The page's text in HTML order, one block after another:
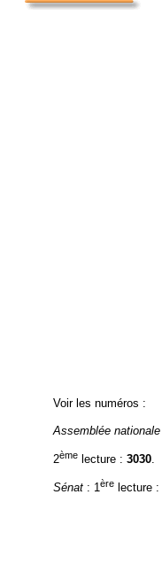
Voir les numéros :
Assemblée nationale
2èmelecture : 3030.
Sénat : 1èrelecture :